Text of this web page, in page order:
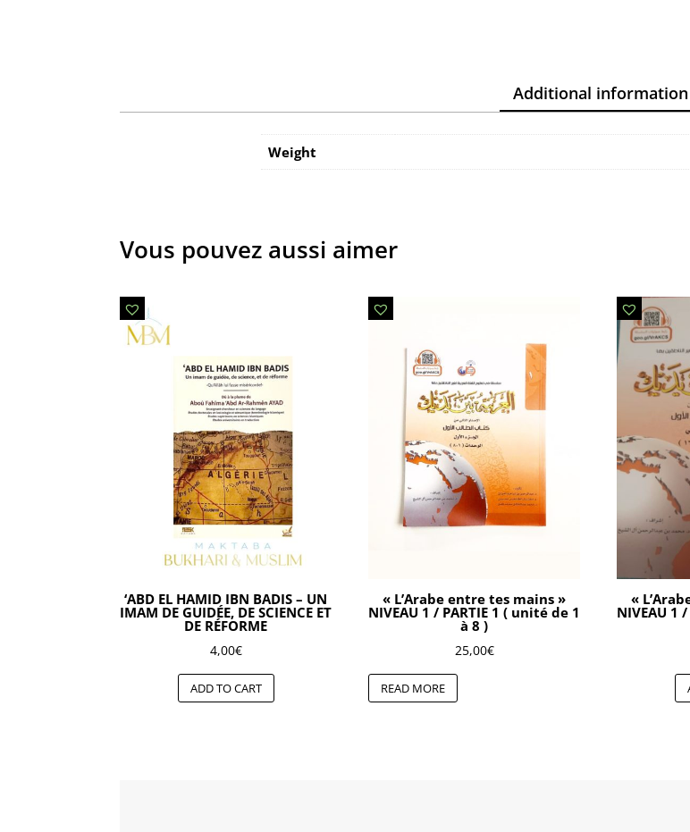
Additional information
Weight
Vous pouvez aussi aimer
‘ABD EL HAMID IBN BADIS – UN
IMAM DE GUIDÉE, DE SCIENCE ET
DE RÉFORME
4,00€
ADD TO CART
« L’Arabe entre tes mains »
NIVEAU 1 / PARTIE 1 ( unité de 1
à 8 )
25,00€
READ MORE
«
NIVEAU 1